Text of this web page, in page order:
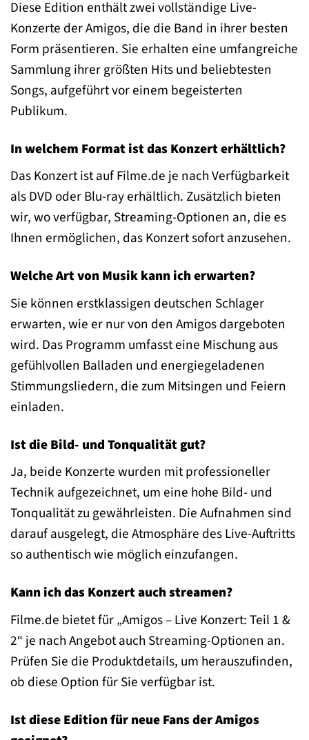
Diese Edition enthält zwei vollständige Live-
Konzerte der Amigos, die die Band in ihrer besten
Form präsentieren. Sie erhalten eine umfangreiche
Sammlung ihrer größten Hits und beliebtesten
Songs, aufgeführt vor einem begeisterten
Publikum.
In welchem Format ist das Konzert erhältlich?
Das Konzert ist auf Filme.de je nach Verfügbarkeit
als DVD oder Blu-ray erhältlich. Zusätzlich bieten
wir, wo verfügbar, Streaming-Optionen an, die es
Ihnen ermöglichen, das Konzert sofort anzusehen.
Welche Art von Musik kann ich erwarten?
Sie können erstklassigen deutschen Schlager
erwarten, wie er nur von den Amigos dargeboten
wird. Das Programm umfasst eine Mischung aus
gefühlvollen Balladen und energiegeladenen
Stimmungsliedern, die zum Mitsingen und Feiern
einladen.
Ist die Bild- und Tonqualität gut?
Ja, beide Konzerte wurden mit professioneller
Technik aufgezeichnet, um eine hohe Bild- und
Tonqualität zu gewährleisten. Die Aufnahmen sind
darauf ausgelegt, die Atmosphäre des Live-Auftritts
so authentisch wie möglich einzufangen.
Kann ich das Konzert auch streamen?
Filme.de bietet für „Amigos – Live Konzert: Teil 1 &
2“ je nach Angebot auch Streaming-Optionen an.
Prüfen Sie die Produktdetails, um herauszufinden,
ob diese Option für Sie verfügbar ist.
Ist diese Edition für neue Fans der Amigos